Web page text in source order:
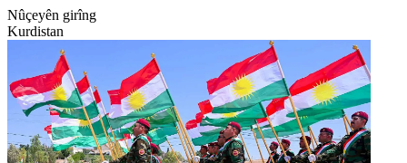
Nûçeyên girîng
Kurdistan